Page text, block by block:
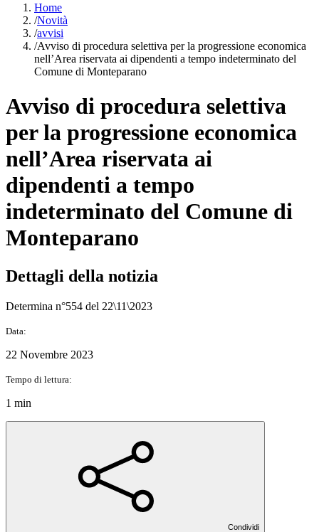
Home
/Novità
/avvisi
/Avviso di procedura selettiva per la progressione economica
nell’Area riservata ai dipendenti a tempo indeterminato del
Comune di Monteparano
Avviso di procedura selettiva
per la progressione economica
nell’Area riservata ai
dipendenti a tempo
indeterminato del Comune di
Monteparano
Dettagli della notizia
Determina n°554 del 22\11\2023
Data:
22 Novembre 2023
Tempo di lettura:
1 min
Condividi